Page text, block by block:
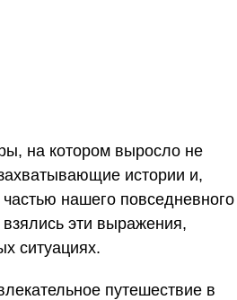
на котором выросло не
истории и,
нашего повседневного
эти выражения,
ситуациях.
путешествие в